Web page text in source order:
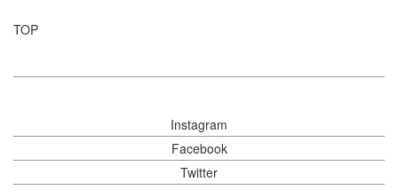
TOP
Instagram
Facebook
Twitter